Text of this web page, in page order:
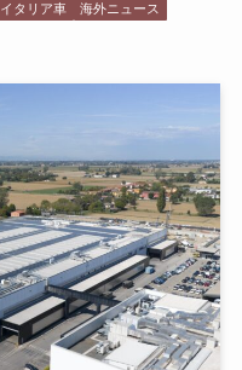
イタリア車
海外ニュース